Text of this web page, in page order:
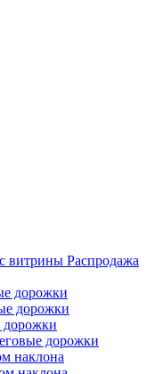
Распродажа
дорожки
дорожки
дорожки
дорожки
наклона